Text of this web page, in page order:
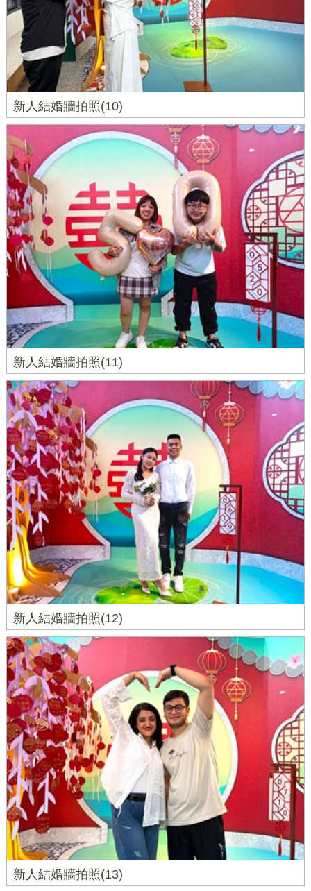
新人結婚牆拍照(10)
新人結婚牆拍照(11)
新人結婚牆拍照(12)
新人結婚牆拍照(13)